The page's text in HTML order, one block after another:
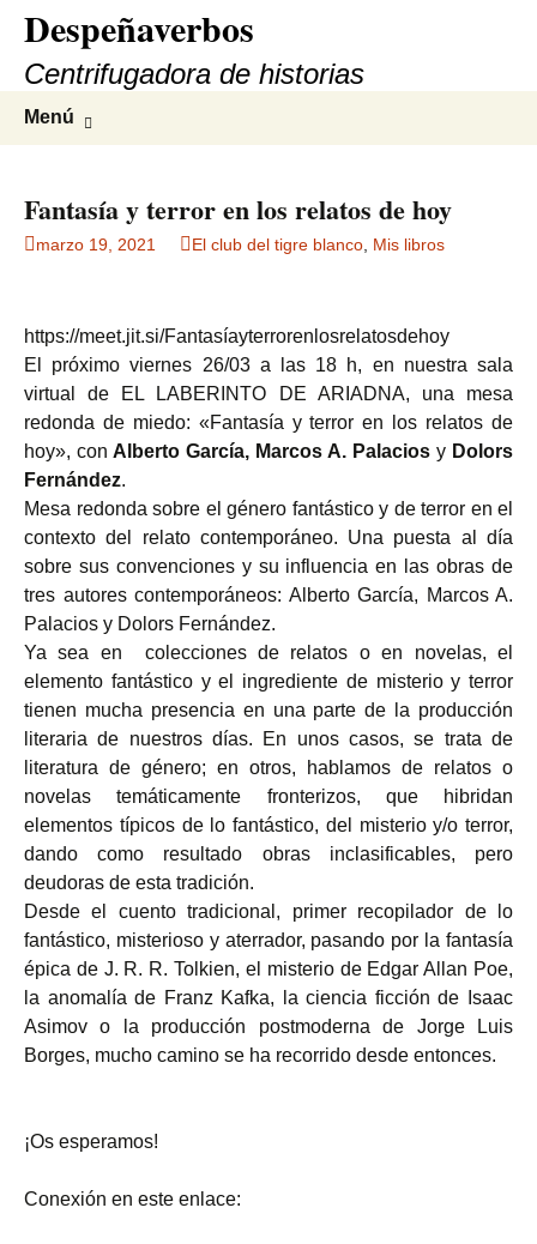
contenido
Despeñaverbos
Centrifugadora de historias
Menú
Fantasía y terror en los relatos de hoy
marzo 19, 2021 El club del tigre blanco Mis libros
https://meet.jit.si/Fantasíayterrorenlosrelatosdehoy
El próximo viernes 26/03 a las 18 h, en nuestra sala
virtual de EL LABERINTO DE ARIADNA, una mesa
redonda de miedo: «Fantasía y terror en los relatos de
hoy», con Alberto García, Marcos A. Palacios y Dolors
Fernández.
Mesa redonda sobre el género fantástico y de terror en el
contexto del relato contemporáneo. Una puesta al día
sobre sus convenciones y su influencia en las obras de
tres autores contemporáneos: Alberto García, Marcos A.
Palacios y Dolors Fernández.
Ya sea en colecciones de relatos o en novelas, el
elemento fantástico y el ingrediente de misterio y terror
tienen mucha presencia en una parte de la producción
literaria de nuestros días. En unos casos, se trata de
literatura de género; en otros, hablamos de relatos o
novelas temáticamente fronterizos, que hibridan
elementos típicos de lo fantástico, del misterio y/o terror,
dando como resultado obras inclasificables, pero
deudoras de esta tradición.
Desde el cuento tradicional, primer recopilador de lo
fantástico, misterioso y aterrador, pasando por la fantasía
épica de J. R. R. Tolkien, el misterio de Edgar Allan Poe,
la anomalía de Franz Kafka, la ciencia ficción de Isaac
Asimov o la producción postmoderna de Jorge Luis
Borges, mucho camino se ha recorrido desde entonces.
¡Os esperamos!
Conexión en este enlace: